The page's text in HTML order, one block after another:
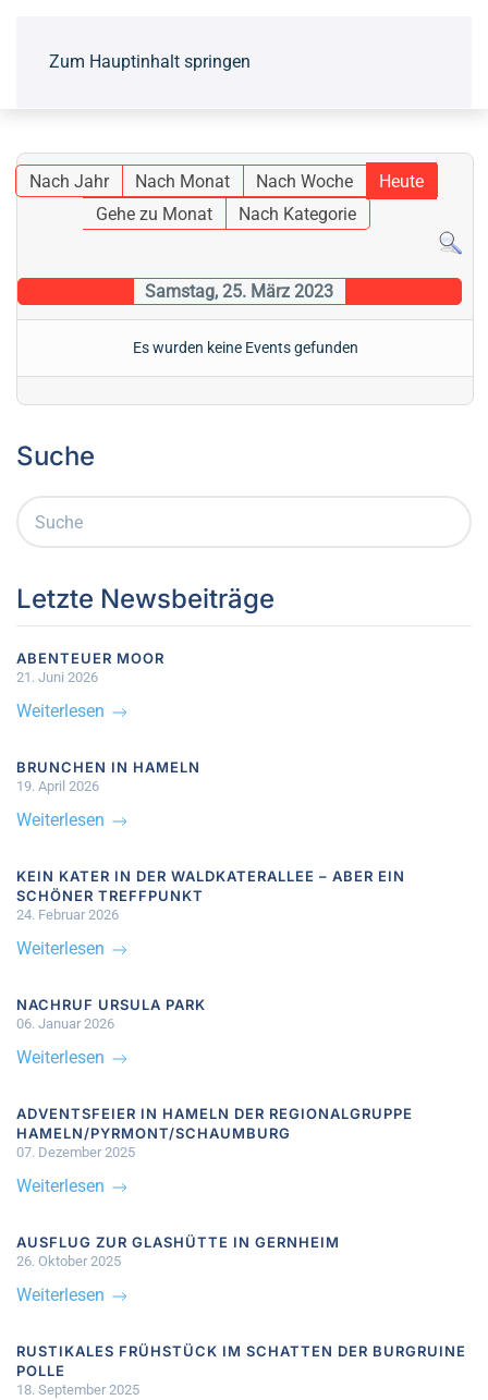
Zum Hauptinhalt springen
Nach Jahr Nach Monat Nach Woche
Heute
Gehe zu Monat
Nach Kategorie
Samstag, 25. März 2023
Es wurden keine Events gefunden
Suche
Letzte Newsbeiträge
ABENTEUER MOOR
21. Juni 2026
Weiterlesen
BRUNCHEN IN HAMELN
19. April 2026
Weiterlesen
KEIN KATER IN DER WALDKATERALLEE – ABER EIN
SCHÖNER TREFFPUNKT
24. Februar 2026
Weiterlesen
NACHRUF URSULA PARK
06. Januar 2026
Weiterlesen
ADVENTSFEIER IN HAMELN DER REGIONALGRUPPE
HAMELN/PYRMONT/SCHAUMBURG
07. Dezember 2025
Weiterlesen
AUSFLUG ZUR GLASHÜTTE IN GERNHEIM
26. Oktober 2025
Weiterlesen
RUSTIKALES FRÜHSTÜCK IM SCHATTEN DER BURGRUINE
POLLE
18. September 2025